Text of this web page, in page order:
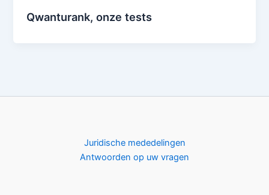
Qwanturank, onze tests
Juridische mededelingen
Antwoorden op uw vragen